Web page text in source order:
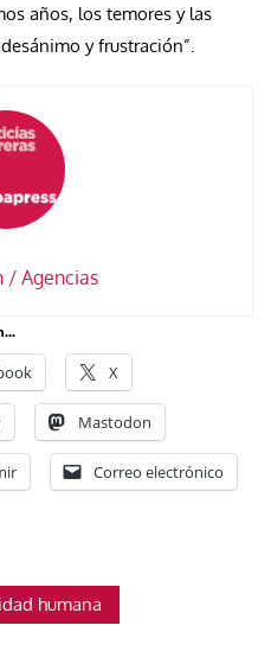
años, los temores y las
y frustración”.
/ Agencias
X
Mastodon
Correo electrónico
humana